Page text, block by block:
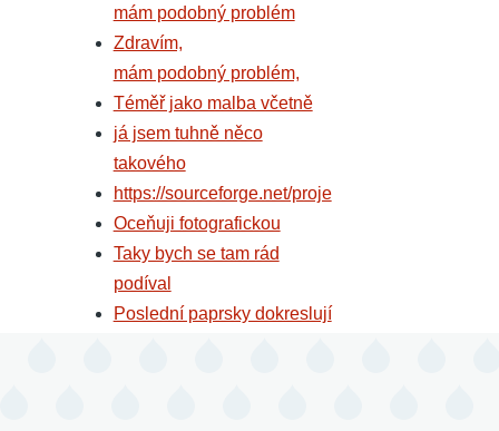
mám podobný problém
Zdravím,
mám podobný problém,
Téměř jako malba včetně
já jsem tuhně něco
takového
https://sourceforge.net/proje
Oceňuji fotografickou
Taky bych se tam rád
podíval
Poslední paprsky dokreslují